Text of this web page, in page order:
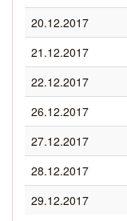
20.12.2017
21.12.2017
22.12.2017
26.12.2017
27.12.2017
28.12.2017
29.12.2017